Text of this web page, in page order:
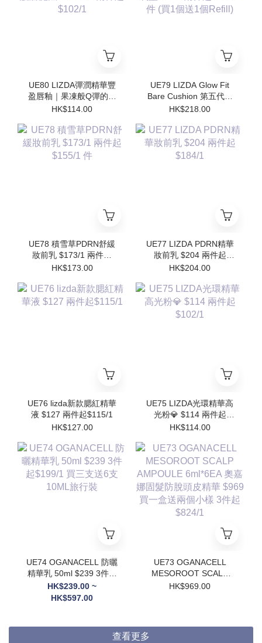
超勝肽爽膚水15ml*8+超
勝肽安瓶10ml*8】
UE80 LIZDA彈潤精華豐
盈唇釉｜果凍般Q彈的護
唇魔法✨$114/1 兩件起
HK$114.00
UE79 LIZDA Glow Fit
Bare Cushion 第五代閃
亮氣墊 $218 兩件起
Refill)
HK$218.00
UE78 積雪草PDRN舒緩
妝前乳 $173/1 兩件起
$155/1 件
HK$173.00
UE77 LIZDA PDRN精華
妝前乳 $204 兩件起
$184/1
HK$204.00
UE76 lizda新款腮紅精華
液 $127 兩件起$115/1
HK$127.00
UE75 LIZDA光環精華高
光粉💎 $114 兩件起
$102/1
HK$114.00
UE74 OGANACELL 防曬
精華乳 50ml $239 3件起
$199/1 買三支送6支
10ML旅行裝
HK$239.00 ~
HK$597.00
UE73 OGANACELL
MESOROOT SCALP
AMPOULE 6ml*6EA 奧
HK$969.00
查看更多